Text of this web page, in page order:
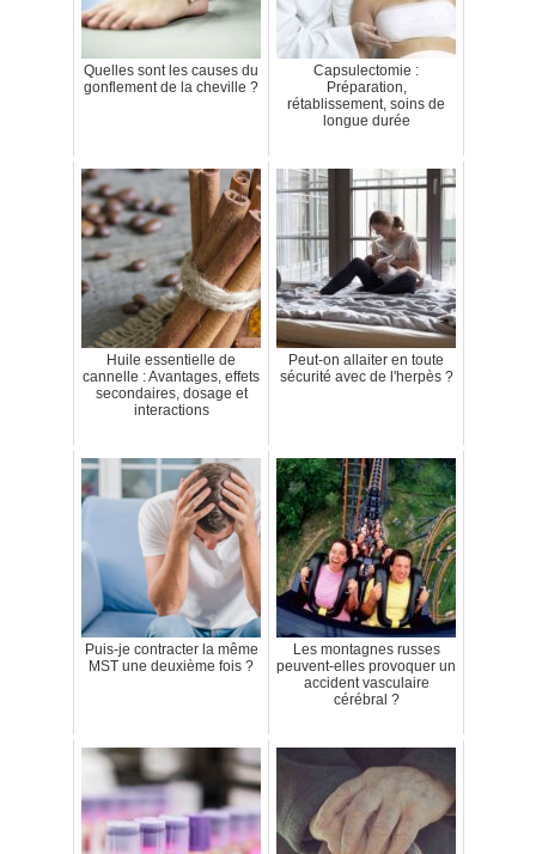
Quelles sont les causes du
gonflement de la cheville ?
Capsulectomie :
Préparation,
rétablissement, soins de
longue durée
Huile essentielle de
cannelle : Avantages, effets
secondaires, dosage et
interactions
Peut-on allaiter en toute
sécurité avec de l'herpès ?
Puis-je contracter la même
MST une deuxième fois ?
Les montagnes russes
peuvent-elles provoquer un
accident vasculaire
cérébral ?